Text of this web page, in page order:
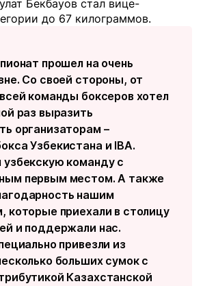
Бекбауов стал вице-
до 67 килограммов.
прошел на очень
Со своей стороны, от
команды боксеров хотел
раз выразить
организаторам –
Узбекистана и IBA.
команду с
первым местом. А также
нашим
которые приехали в столицу
и поддержали нас.
привезли из
больших сумок с
Казахстанской